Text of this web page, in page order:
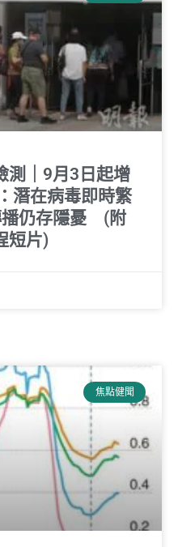
測｜9月3日起增
潛在病毒即時繁
仍存隱憂 (附
短片)
焦點健聞